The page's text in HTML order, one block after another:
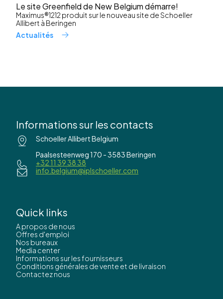
Le site Greenfield de New Belgium démarre!
Maximus®1212 produit sur le nouveau site de Schoeller
Allibert à Beringen
Actualités
Informations sur les contacts
Schoeller Allibert Belgium
Paalsesteenweg 170 - 3583 Beringen
+32 11 39 38 38
info.belgium@iplschoeller.com
Quick links
A propos de nous
Offres d'emploi
Nos bureaux
Media center
Informations sur les fournisseurs
Conditions générales de vente et de livraison
Contactez nous